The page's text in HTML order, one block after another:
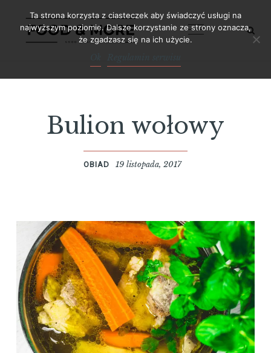
content
Bulion wołowy
OBIAD 19 listopada, 2017
Ta strona korzysta z ciasteczek aby świadczyć usługi na
najwyższym poziomie. Dalsze korzystanie ze strony oznacza,
że zgadzasz się na ich użycie.